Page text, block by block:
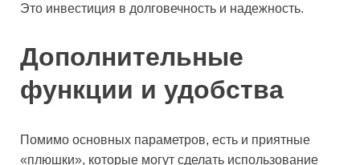
Это инвестиция в долговечность и надежность.
Дополнительные
функции и удобства
Помимо основных параметров, есть и приятные
«плюшки», которые могут сделать использование